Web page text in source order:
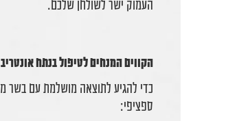
העמוק ישר לשולחן שלכם.
הקווים המנחים לטיפול בנתח אונטריב
ספציפי: